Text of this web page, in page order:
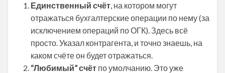
Единственный счёт, на котором могут
отражаться бухгалтерские операции по нему (за
исключением операций по ОГК). Здесь всё
просто. Указал контрагента, и точно знаешь, на
каком счёте он будет отражаться.
“Любимый” счёт по умолчанию. Это уже